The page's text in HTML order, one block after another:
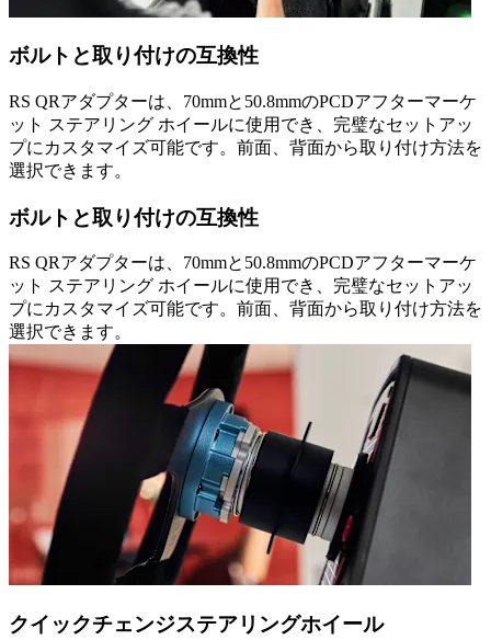
ボルトと取り付けの互換性
RS QRアダプターは、70mmと50.8mmのPCDアフターマーケ
ット ステアリング ホイールに使用でき、完璧なセットアッ
プにカスタマイズ可能です。前面、背面から取り付け方法を
選択できます。
ボルトと取り付けの互換性
RS QRアダプターは、70mmと50.8mmのPCDアフターマーケ
ット ステアリング ホイールに使用でき、完璧なセットアッ
プにカスタマイズ可能です。前面、背面から取り付け方法を
選択できます。
クイックチェンジステアリングホイール